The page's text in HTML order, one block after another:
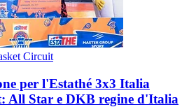
Circuit
per l'Estathé 3x3 Italia
All Star e DKB regine d'Italia